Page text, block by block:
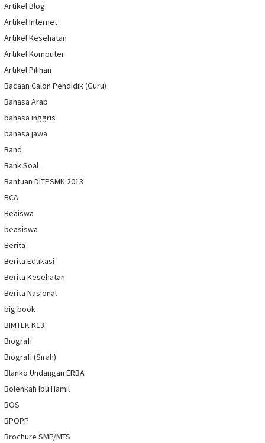
Artikel Blog
Artikel Internet
Artikel Kesehatan
Artikel Komputer
Artikel Pilihan
Bacaan Calon Pendidik (Guru)
Bahasa Arab
bahasa inggris
bahasa jawa
Band
Bank Soal
Bantuan DITPSMK 2013
BCA
Beaiswa
beasiswa
Berita
Berita Edukasi
Berita Kesehatan
Berita Nasional
big book
BIMTEK K13
Biografi
Biografi (Sirah)
Blanko Undangan ERBA
Bolehkah Ibu Hamil
BOS
BPOPP
Brochure SMP/MTS